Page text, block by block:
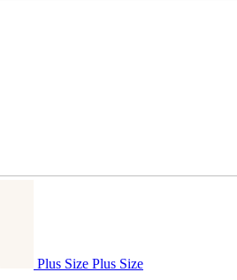
Plus Size Plus Size